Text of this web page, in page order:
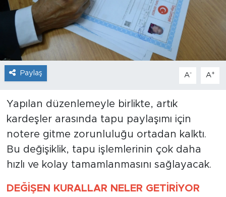
Paylaş A- A+
Yapılan düzenlemeyle birlikte, artık
kardeşler arasında tapu paylaşımı için
notere gitme zorunluluğu ortadan kalktı.
Bu değişiklik, tapu işlemlerinin çok daha
hızlı ve kolay tamamlanmasını sağlayacak.
DEĞİŞEN KURALLAR NELER GETİRİYOR